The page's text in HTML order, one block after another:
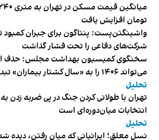
تومان افزایش یافت
واشینگتن‌پست: پنتاگون برای جبران کمبود
شرکت‌های دفاعی را تحت فشار گذاشت
سخنگوی کمیسیون بهداشت مجلس: حذف
می‌تواند ۱۴۰۶ را به «سال کشتار بیماران» تبدیل کند
تحلیل
تهران با طولانی کردن جنگ در پی ضربه زدن
انتخابات میان‌دوره‌ای است
تحلیل
نسل معلق؛ ایرانیانی که میان رفتن، دیده